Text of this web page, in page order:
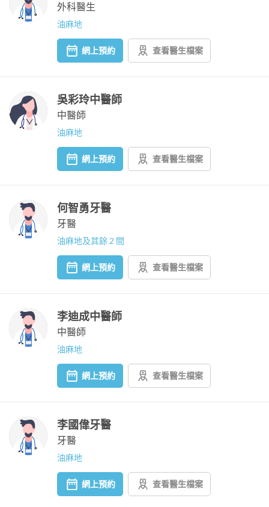
外科醫生
油麻地
網上預約 查看醫生檔案
吳彩玲中醫師
中醫師
油麻地
網上預約 查看醫生檔案
何智勇牙醫
牙醫
油麻地及其餘 2 間
網上預約 查看醫生檔案
李迪成中醫師
中醫師
油麻地
網上預約 查看醫生檔案
李國偉牙醫
牙醫
油麻地
網上預約 查看醫生檔案